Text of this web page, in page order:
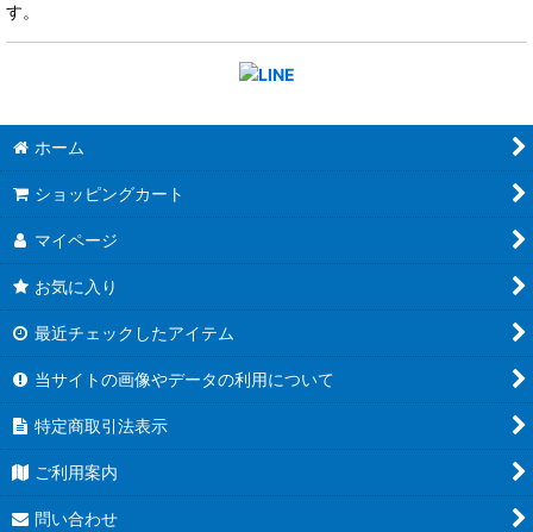
す。
ホーム
ショッピングカート
マイページ
お気に入り
最近チェックしたアイテム
当サイトの画像やデータの利用について
特定商取引法表示
ご利用案内
問い合わせ